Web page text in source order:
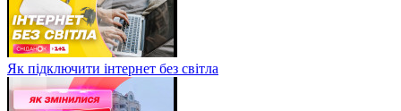
Як підключити інтернет без світла